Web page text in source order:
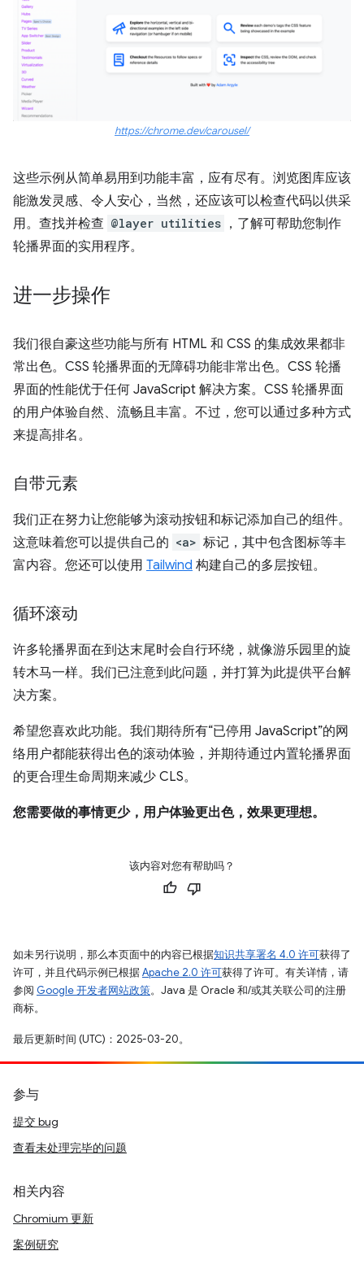
https://chrome.dev/carousel/
这些示例从简单易用到功能丰富，应有尽有。浏览图库应该
能激发灵感、令人安心，当然，还应该可以检查代码以供采
用。查找并检查 @layer utilities ，了解可帮助您制作
轮播界面的实用程序。
进一步操作
我们很自豪这些功能与所有 HTML 和 CSS 的集成效果都非
常出色。CSS 轮播界面的无障碍功能非常出色。CSS 轮播
界面的性能优于任何 JavaScript 解决方案。CSS 轮播界面
的用户体验自然、流畅且丰富。不过，您可以通过多种方式
来提高排名。
自带元素
我们正在努力让您能够为滚动按钮和标记添加自己的组件。
这意味着您可以提供自己的 <a> 标记，其中包含图标等丰
富内容。您还可以使用 Tailwind 构建自己的多层按钮。
循环滚动
许多轮播界面在到达末尾时会自行环绕，就像游乐园里的旋
转木马一样。我们已注意到此问题，并打算为此提供平台解
决方案。
希望您喜欢此功能。我们期待所有“已停用 JavaScript”的网
络用户都能获得出色的滚动体验，并期待通过内置轮播界面
的更合理生命周期来减少 CLS。
您需要做的事情更少，用户体验更出色，效果更理想。
该内容对您有帮助吗？
如未另行说明，那么本页面中的内容已根据知识共享署名 4.0 许可获得了
许可，并且代码示例已根据Apache 2.0 许可获得了许可。有关详情，请
参阅 Google 开发者网站政策。Java 是 Oracle 和/或其关联公司的注册
商标。
最后更新时间 (UTC)：2025-03-20。
参与
提交 bug
查看未处理完毕的问题
相关内容
Chromium 更新
案例研究